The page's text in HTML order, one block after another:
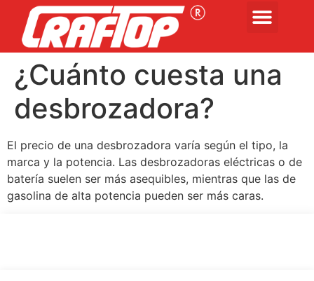
¿Cuánto cuesta una
desbrozadora?
El precio de una desbrozadora varía según el tipo, la
marca y la potencia. Las desbrozadoras eléctricas o de
batería suelen ser más asequibles, mientras que las de
gasolina de alta potencia pueden ser más caras.